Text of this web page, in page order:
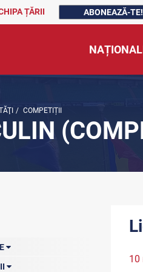
ȚĂRII ABONEAZĂ-TE!
/ COMPETIȚII
10